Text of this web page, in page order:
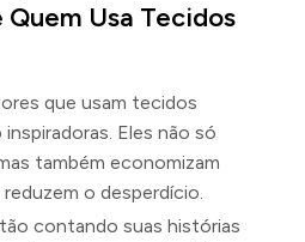
Usa Tecidos
que usam tecidos
Eles não só
também economizam
o desperdício.
contando suas histórias